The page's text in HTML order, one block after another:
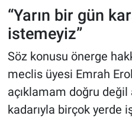
“Yarın bir gün
istemeyiz”
Söz konusu önerge
meclis üyesi Emrah
açıklamam doğru değil
kadarıyla birçok yerde